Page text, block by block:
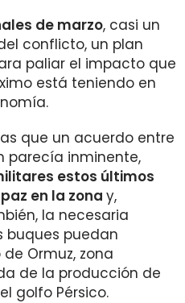
de marzo, casi un
conflicto, un plan
paliar el impacto que
está teniendo en
que un acuerdo entre
parecía inminente,
estos últimos
en la zona y,
la necesaria
buques puedan
Ormuz, zona
de la producción de
golfo Pérsico.